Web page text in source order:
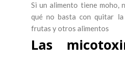
Si un alimento tiene moho,
qué no basta con quitar
frutas y otros alimentos
Las